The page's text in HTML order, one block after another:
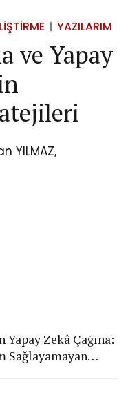
YAZILARIM
ve Yapay
YILMAZ,
Yapay Zekâ Çağına:
Sağlayamayan